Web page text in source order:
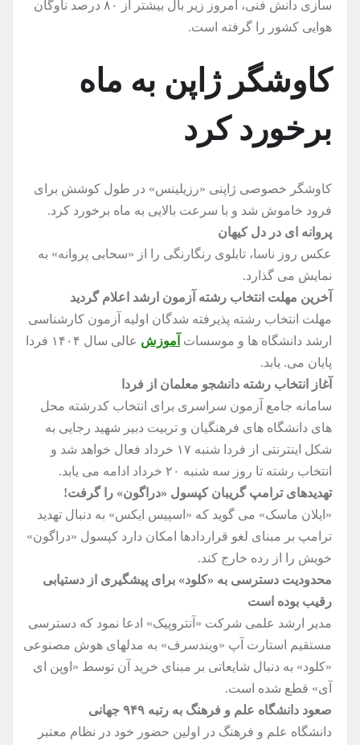
سازی دانش فنی، امروز زیر بال بیشتر از ۸۰ درصد ناوگان
هوایی کشور را گرفته است.
کاوشگر ژاپن به ماه
برخورد کرد
کاوشگر خصوصی ژاپنی «رزیلینس» در طول کوشش برای
فرود خاموش شد و با سرعت بالایی به ماه برخورد کرد.
پروانه ای در دل کیهان
عکس روز ناسا، تابلوی رنگارنگی را از «سحابی پروانه» به
نمایش می گذارد.
آخرین مهلت انتخاب رشته آزمون ارشد اعلام گردید
مهلت انتخاب رشته پذیرفته شدگان اولیه آزمون کارشناسی
ارشد دانشگاه ها و موسسات آموزش
عالی سال ۱۴۰۴ فردا
پایان می. یابد.
آغاز انتخاب رشته دانشجو معلمان از فردا
سامانه جامع آزمون سراسری برای انتخاب کدرشته محل
های دانشگاه های فرهنگیان و تربیت دبیر شهید رجایی به
شکل اینترنتی از فردا شنبه ۱۷ خرداد فعال خواهد شد و
انتخاب رشته تا روز سه شنبه ۲۰ خرداد ادامه می یابد.
تهدیدهای ترامپ گریبان کپسول «دراگون» را گرفت!
«ایلان ماسک» می گوید که «اسپیس ایکس» به دنبال تهدید
ترامپ بر مبنای لغو قراردادها امکان دارد کپسول «دراگون»
خویش را از رده خارج کند.
محدودیت دسترسی به «کلود» برای پیشگیری از دستیابی
رقیب بوده است
مدیر ارشد علمی شرکت «آنتروپیک» ادعا نمود که دسترسی
مستقیم استارت آپ «ویندسرف» به مدلهای هوش مصنوعی
«کلود» به دنبال شایعاتی بر مبنای خرید آن توسط «اوپن ای
آی» قطع شده است.
صعود دانشگاه علم و فرهنگ به رتبه ۹۴۹ جهانی
دانشگاه علم و فرهنگ در اولین حضور خود در نظام معتبر